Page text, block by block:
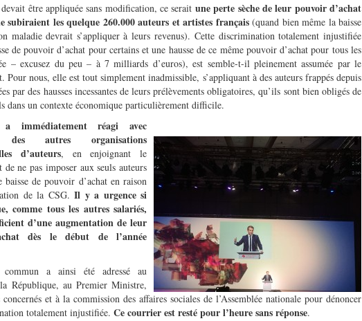
être appliquée sans modification, ce serait une perte sèche de leur pouvoir d’achat
subiraient les quelque 260.000 auteurs et artistes français(quand bien même la baisse
maladie devrait s’appliquer à leurs revenus). Cette discrimination totalement injustifiée
de pouvoir d’achat pour certains et une hausse de ce même pouvoir d’achat pour tous les
– excusez du peu – à 7 milliards d’euros), est semble-t-il pleinement assumée par le
Pour nous, elle est tout simplement inadmissible, s’appliquant à des auteurs frappés depuis
par des hausses incessantes de leurs prélèvements obligatoires, qu’ils sont bien obligés de
dans un contexte économique particulièrement difficile.
immédiatement réagi
avec
des autres organisations
d’auteurs, en enjoignant le
de ne pas imposer aux seuls auteurs
baisse de pouvoir d’achat en raison
de la CSG.Il y a urgence si
comme tous les autres salariés,
d’une augmentation de leur
dès le début de l’année
a ainsi été adressé au
République, au Premier Ministre,
et à la commission des affaires sociales de l’Assemblée nationale pour dénoncer
totalement injustifiée. Ce courrier est resté pour l’heure sans réponse.